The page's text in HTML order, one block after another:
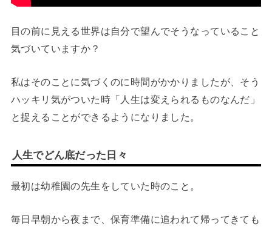
目の前に見える世界は自分で望んでそうなっていること
気づいていますか？
私はそのことに気づくのに時間がかかりましたが、そう
ハッキリ気がついた時「人生は変えられるものなんだ」
と捉えることができるようになりました。
人生でどん底だった日々
最初は幼稚園の先生をしていた時のこと。
毎日早朝から夜まで、保育準備に追われて帰ってきても